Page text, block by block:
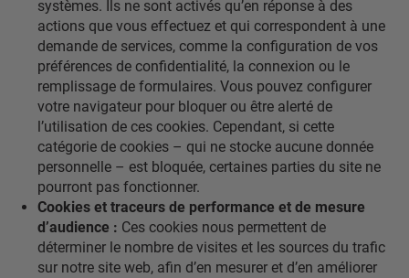
systèmes. Ils ne sont activés qu’en réponse à des
actions que vous effectuez et qui correspondent à une
demande de services, comme la configuration de vos
préférences de confidentialité, la connexion ou le
remplissage de formulaires. Vous pouvez configurer
votre navigateur pour bloquer ou être alerté de
l’utilisation de ces cookies. Cependant, si cette
catégorie de cookies – qui ne stocke aucune donnée
personnelle – est bloquée, certaines parties du site ne
pourront pas fonctionner.
Cookies et traceurs de performance et de mesure
d’audience : Ces cookies nous permettent de
déterminer le nombre de visites et les sources du trafic
sur notre site web, afin d’en mesurer et d’en améliorer